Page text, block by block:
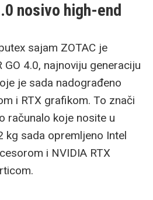
nosivo high-end
sajam ZOTAC je
GO 4.0, najnoviju generaciju
je sada nadograđeno
i RTX grafikom. To znači
računalo koje nosite u
kg sada opremljeno Intel
i NVIDIA RTX